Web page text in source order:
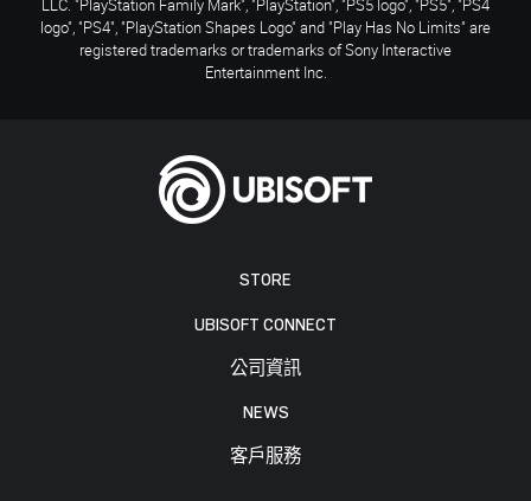
STORE
UBISOFT CONNECT
公司資訊
NEWS
客戶服務
LLC. "PlayStation Family Mark", "PlayStation", "PS5 logo", "PS5", "PS4
logo", "PS4", "PlayStation Shapes Logo" and "Play Has No Limits" are
registered trademarks or trademarks of Sony Interactive
Entertainment Inc.